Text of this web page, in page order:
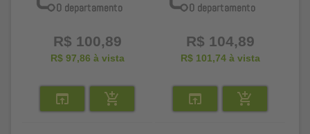
R$ 100,89
R$ 97,86 à vista
R$ 104,89
R$ 101,74à vista